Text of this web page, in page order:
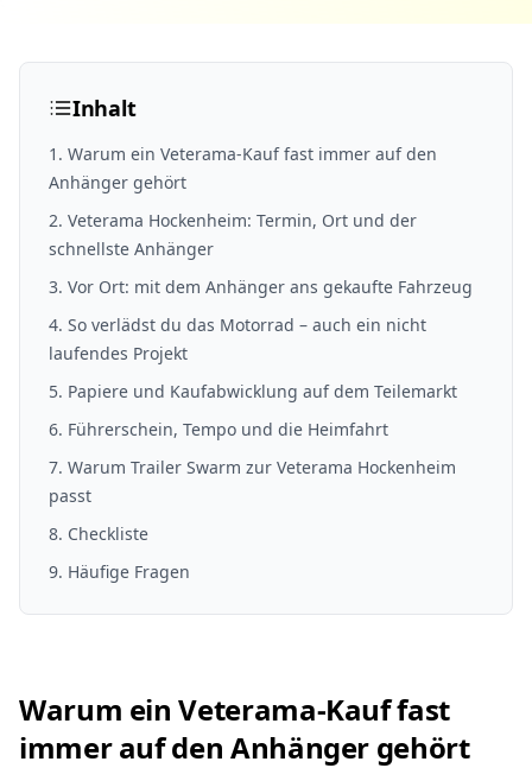
Inhalt
1 . Warum ein Veterama-Kauf fast immer auf den
Anhänger gehört
2. Veterama Hockenheim: Termin, Ort und der
schnellste Anhänger
3. Vor Ort: mit dem Anhänger ans gekaufte Fahrzeug
4. So verlädst du das Motorrad – auch ein nicht
laufendes Projekt
5. Papiere und Kaufabwicklung auf dem Teilemarkt
6. Führerschein, Tempo und die Heimfahrt
7. Warum Trailer Swarm zur Veterama Hockenheim
passt
8. Checkliste
9. Häufige Fragen
Warum ein Veterama-Kauf fast
immer auf den Anhänger gehört